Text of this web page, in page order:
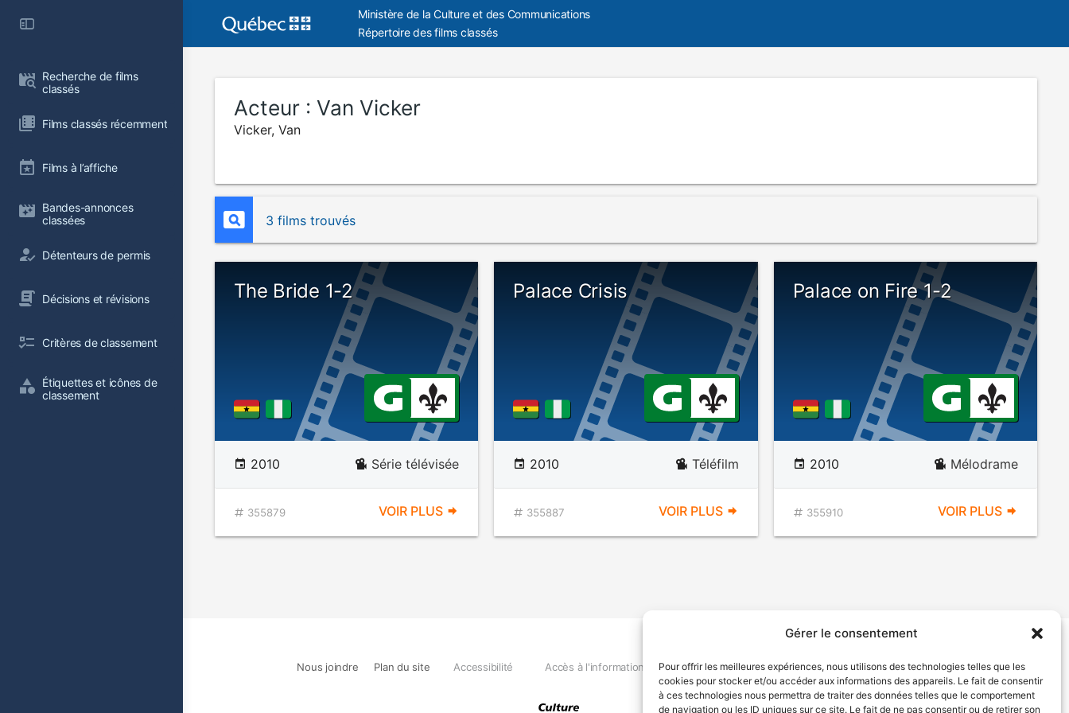
Gérer le consentement
Pour offrir les meilleures expériences, nous utilisons des technologies telles que les
cookies pour stocker et/ou accéder aux informations des appareils. Le fait de consentir
à ces technologies nous permettra de traiter des données telles que le comportement
de navigation ou les ID uniques sur ce site. Le fait de ne pas consentir ou de retirer son
Recherche de films
classés
Films classés récemment
Films à l’affiche
Bandes-annonces
classées
Détenteurs de permis
Décisions et révisions
Critères de classement
Étiquettes et icônes de
classement
Ministère de la Culture et des Communications
Répertoire des films classés
Acteur : Van Vicker
Vicker, Van
3 films trouvés
The Bride 1-2
2010 Série télévisée
355879 VOIR PLUS
Palace Crisis
2010 Téléfilm
355887 VOIR PLUS
Palace on Fire 1-2
2010 Mélodrame
355910 VOIR PLUS
Nous joindre Plan du site Accessibilité Accès à l'information Déclaration de services Politique de confidentialité